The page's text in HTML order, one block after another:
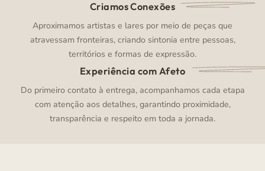
Criamos Conexões
Aproximamos artistas e lares por meio de peças que
atravessam fronteiras, criando sintonia entre pessoas,
territórios e formas de expressão.
Experiência com Afeto
Do primeiro contato à entrega, acompanhamos cada etapa
com atenção aos detalhes, garantindo proximidade,
transparência e respeito em toda a jornada.